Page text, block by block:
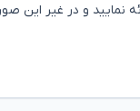
نمایید و در غیر این